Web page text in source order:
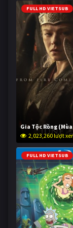
FULL HD VIETSUB
Gia Tộc Rồng
2,023,260 lượt
FULL HD VIETSUB